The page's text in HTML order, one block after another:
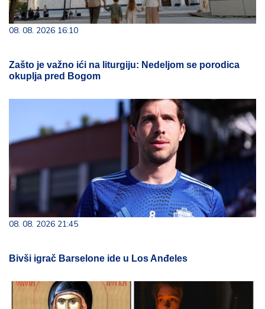
08. 08. 2026 16:10
Zašto je važno ići na liturgiju: Nedeljom se porodica
okuplja pred Bogom
08. 08. 2026 21:45
Bivši igrač Barselone ide u Los Anđeles